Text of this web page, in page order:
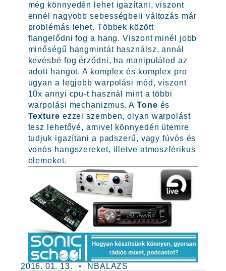
még könnyedén lehet igazítani, viszont
ennél nagyobb sebességbeli változás már
problémás lehet. Többek között
flangelődni fog a hang. Viszont minél jobb
minőségű hangmintát használsz, annál
kevésbé fog érződni, ha manipulálod az
adott hangot. A komplex és komplex pro
ugyan a legjobb warpolási mód, viszont
10x annyi cpu-t használ mint a többi
warpolási mechanizmus. ATone és
Texture ezzel szemben, olyan warpolást
tesz lehetővé, amivel könnyedén ütemre
tudjuk igazítani a padszerű, vagy fúvós és
vonós hangszereket, illetve atmoszférikus
elemeket.
2016. 01. 13. NBALAZS